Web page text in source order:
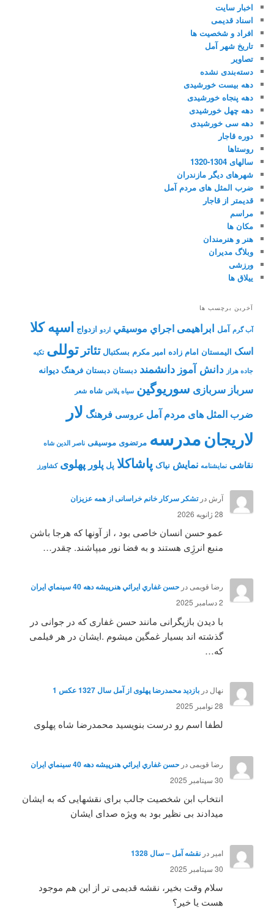
اخبار سایت
اسناد قدیمی
افراد و شخصیت ها
تاریخ شهر آمل
تصاویر
دسته‌بندی نشده
دهه بیست خورشیدی
دهه پنجاه خورشیدی
دهه چهل خورشیدی
دهه سی خورشیدی
دوره قاجار
روستاها
سالهای 1304-1320
شهرهای دیگر مازندران
ضرب المثل های مردم آمل
قدیمتر از قاجار
مراسم
مکان ها
هنر و هنرمندان
وبلاگ مدیران
ورزشی
ییلاق ها
آخرین برچسب ها
آب گرم آمل ابراهیمی اجراي موسيقي اردو ازدواج اسپه کلا
اسک الیمستان امام زاده امیر مکرم بسکتبال تئاتر توللی تکیه
جاده هراز دانش آموز دانشمند دبستان دبستان فرهنگ دیوانه
سرباز سربازی سوریوگین سیاه پلاس شاه شعر
ضرب المثل های مردم آمل عروسی فرهنگ لار
لاریجانمدرسه مرتضوی موسیقی ناصر الدین شاه
نقاشی نمايشنامه نمایش نیاک پاشاکلا پل پلور پهلوی کشاورز
آرش درتشکر سرکار خانم خراسانی از همه عزیزان
28 ژانویه 2026
عمو حسن انسان خاصی بود ، از آونها که هرجا باشن
منبع انرژِی هستند و به فضا نور میپاشند. چقدر…
رضا قویمی در حسن غفاري ايرائي هنرپيشه دهه 40 سينماي ايران
2 دسامبر 2025
با دیدن بازیگرانی مانند حسن غفاری که در جوانی در
گذشته اند بسیار غمگین میشوم .ایشان در هر فیلمی
که…
نهال در بازدید محمدرضا پهلوی از آمل سال 1327 عکس 1
28 نوامبر 2025
لطفا اسم رو درست بنویسید محمدرضا شاه پهلوی
رضا قویمی در حسن غفاري ايرائي هنرپيشه دهه 40 سينماي ايران
30 سپتامبر 2025
انتخاب ابن شخصیت جالب برای نقشهایی که به ایشان
میدادند بی نظیر بود به ویژه صدای ایشان
امیر در نقشه آمل – سال 1328
30 سپتامبر 2025
سلام وقت بخیر، نقشه قدیمی تر از این هم موجود
هست یا خیر؟